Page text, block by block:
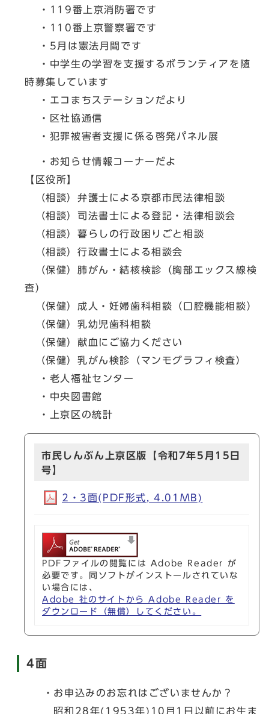
・119番上京消防署です
・110番上京警察署です
・5月は憲法月間です
・中学生の学習を支援するボランティアを随
時募集しています
・エコまちステーションだより
・区社協通信
・犯罪被害者支援に係る啓発パネル展
・お知らせ情報コーナーだよ
【区役所】
（相談）弁護士による京都市民法律相談
（相談）司法書士による登記・法律相談会
（相談）暮らしの行政困りごと相談
（相談）行政書士による相談会
（保健）肺がん・結核検診（胸部エックス線検
査）
（保健）成人・妊婦歯科相談（口腔機能相談）
（保健）乳幼児歯科相談
（保健）献血にご協力ください
（保健）乳がん検診（マンモグラフィ検査）
・老人福祉センター
・中央図書館
・上京区の統計
市民しんぶん上京区版【令和7年5月15日
号】
2・3面(PDF形式, 4.01MB)
PDFファイルの閲覧には Adobe Reader が
必要です。同ソフトがインストールされていな
い場合には、
Adobe 社のサイトから Adobe Reader を
ダウンロード（無償）してください。
4面
・お申込みのお忘れはございませんか？
昭和28年(1953年)10月1日以前にお生ま